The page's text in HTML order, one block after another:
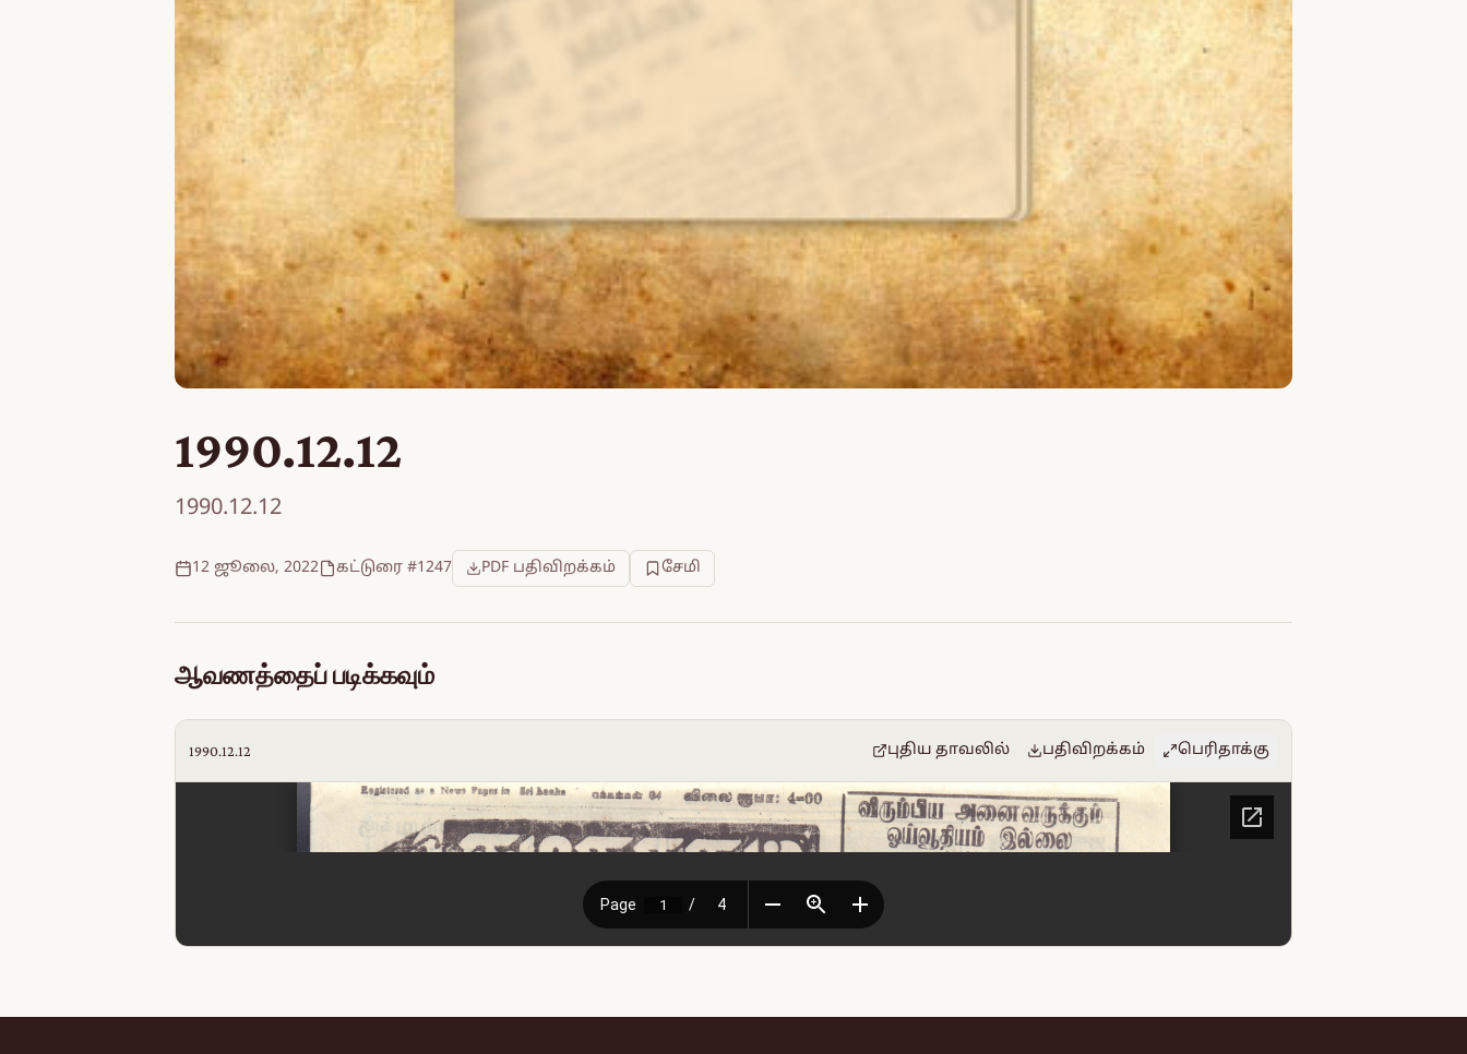
1990.12.12
1990.12.12
12 ஜூலை, 2022 கட்டுரை #1247 PDF பதிவிறக்கம் சேமி
ஆவணத்தைப் படிக்கவும்
1990.12.12 புதிய தாவலில் பதிவிறக்கம் பெரிதாக்கு